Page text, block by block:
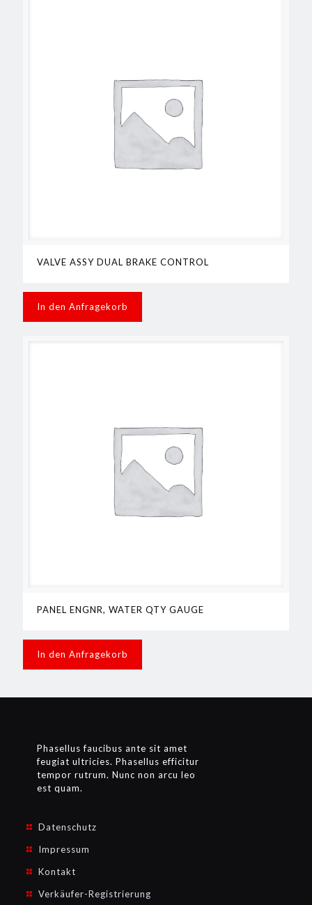
VALVE ASSY DUAL BRAKE CONTROL
In den Anfragekorb
PANEL ENGNR, WATER QTY GAUGE
In den Anfragekorb
Phasellus faucibus ante sit amet
feugiat ultricies. Phasellus efficitur
tempor rutrum. Nunc non arcu leo
est quam.
Datenschutz
Impressum
Kontakt
Verkäufer-Registrierung